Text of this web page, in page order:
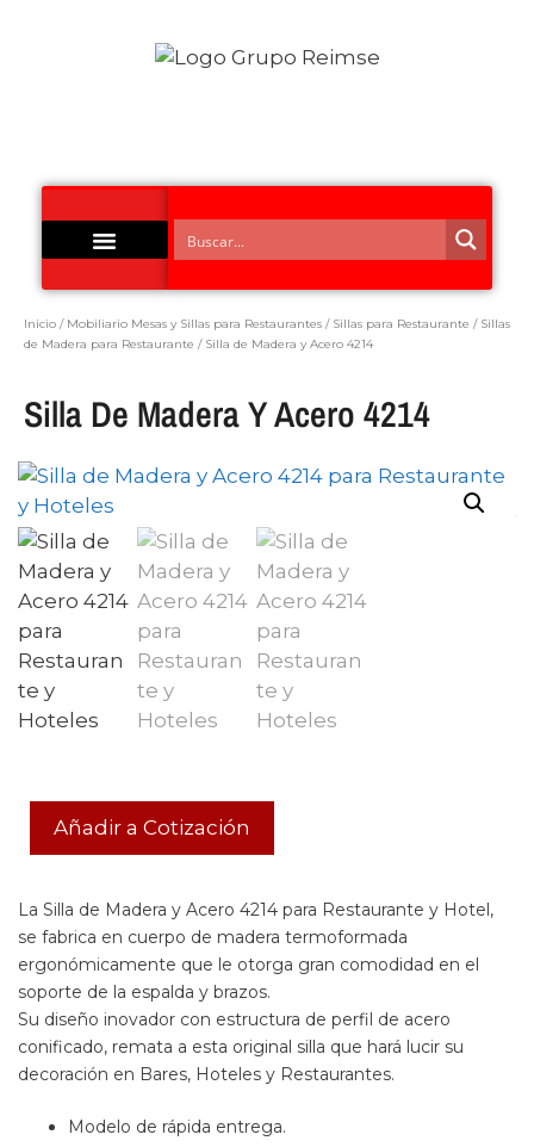
Inicio / Mobiliario Mesas y Sillas para Restaurantes / Sillas para Restaurante / Sillas
de Madera para Restaurante / Silla de Madera y Acero 4214
Silla De Madera Y Acero 4214
Añadir a Cotización
La Silla de Madera y Acero 4214 para Restaurante y Hotel,
se fabrica en cuerpo de madera termoformada
ergonómicamente que le otorga gran comodidad en el
soporte de la espalda y brazos.
Su diseño inovador con estructura de perfil de acero
conificado, remata a esta original silla que hará lucir su
decoración en Bares, Hoteles y Restaurantes.
Modelo de rápida entrega.